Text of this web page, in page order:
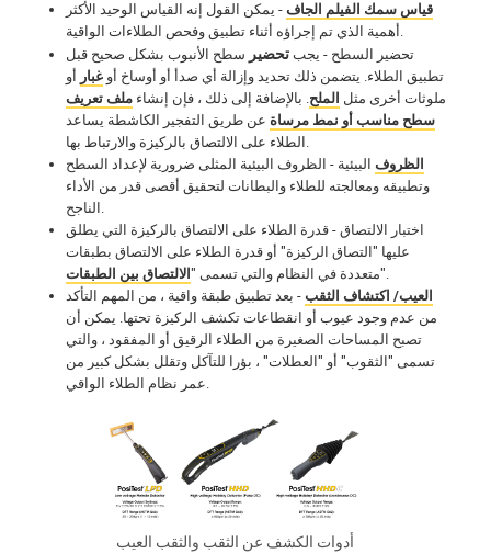
قياس سمك الفيلم الجاف - يمكن القول إنه القياس الوحيد الأكثر
أهمية الذي تم إجراؤه أثناء تطبيق وفحص الطلاءات الواقية.
تحضير السطح - يجب تحضير سطح الأنبوب بشكل صحيح قبل
تطبيق الطلاء. يتضمن ذلك تحديد وإزالة أي صدأ أو أوساخ أو غبار أو
ملوثات أخرى مثل الملح. بالإضافة إلى ذلك ، فإن إنشاء ملف تعريف
سطح مناسب أو نمط مرساة عن طريق التفجير الكاشطة يساعد
الطلاء على الالتصاق بالركيزة والارتباط بها.
الظروف البيئية - الظروف البيئية المثلى ضرورية لإعداد السطح
وتطبيقه ومعالجته للطلاء والبطانات لتحقيق أقصى قدر من الأداء
الناجح.
اختبار الالتصاق - قدرة الطلاء على الالتصاق بالركيزة التي يطلق
عليها "التصاق الركيزة" أو قدرة الطلاء على الالتصاق بطبقات
متعددة في النظام والتي تسمى " الالتصاق بين الطبقات
".
العيب/ اكتشاف الثقب - بعد تطبيق طبقة واقية ، من المهم التأكد
من عدم وجود عيوب أو انقطاعات تكشف الركيزة تحتها. يمكن أن
تصبح المساحات الصغيرة من الطلاء الرقيق أو المفقود ، والتي
تسمى "الثقوب" أو "العطلات" ، بؤرا للتآكل وتقلل بشكل كبير من
عمر نظام الطلاء الواقي.
أدوات الكشف عن الثقب والثقب العيب